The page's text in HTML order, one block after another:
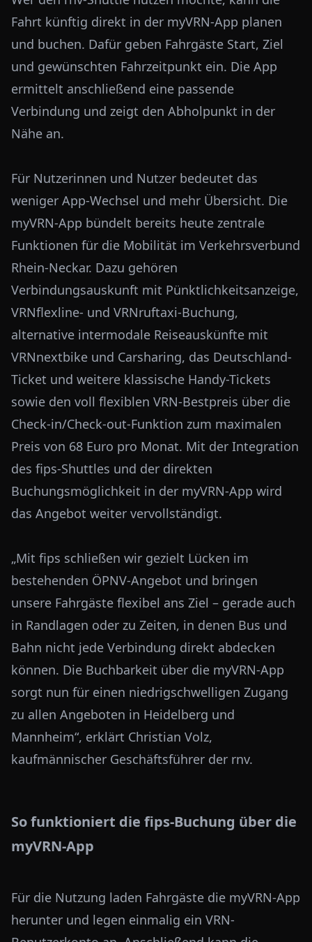
Fahrt künftig direkt in der myVRN-App planen
und buchen. Dafür geben Fahrgäste Start, Ziel
und gewünschten Fahrzeitpunkt ein. Die App
ermittelt anschließend eine passende
Verbindung und zeigt den Abholpunkt in der
Nähe an.
Für Nutzerinnen und Nutzer bedeutet das
weniger App-Wechsel und mehr Übersicht. Die
myVRN-App bündelt bereits heute zentrale
Funktionen für die Mobilität im Verkehrsverbund
Rhein-Neckar. Dazu gehören
Verbindungsauskunft mit Pünktlichkeitsanzeige,
VRNflexline- und VRNruftaxi-Buchung,
alternative intermodale Reiseauskünfte mit
VRNnextbike und Carsharing, das Deutschland-
Ticket und weitere klassische Handy-Tickets
sowie den voll flexiblen VRN-Bestpreis über die
Check-in/Check-out-Funktion zum maximalen
Preis von 68 Euro pro Monat. Mit der Integration
des fips-Shuttles und der direkten
Buchungsmöglichkeit in der myVRN-App wird
das Angebot weiter vervollständigt.
„Mit fips schließen wir gezielt Lücken im
bestehenden ÖPNV-Angebot und bringen
unsere Fahrgäste flexibel ans Ziel – gerade auch
in Randlagen oder zu Zeiten, in denen Bus und
Bahn nicht jede Verbindung direkt abdecken
können. Die Buchbarkeit über die myVRN-App
sorgt nun für einen niedrigschwelligen Zugang
zu allen Angeboten in Heidelberg und
Mannheim“, erklärt Christian Volz,
kaufmännischer Geschäftsführer der rnv.
So funktioniert die fips-Buchung über die
myVRN-App
Für die Nutzung laden Fahrgäste die myVRN-App
herunter und legen einmalig ein VRN-